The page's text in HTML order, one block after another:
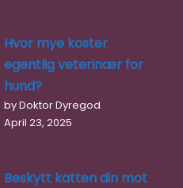
Hvor mye koster
egentlig veterinær for
hund?
by Doktor Dyregod
April 23, 2025
Beskytt katten din mot